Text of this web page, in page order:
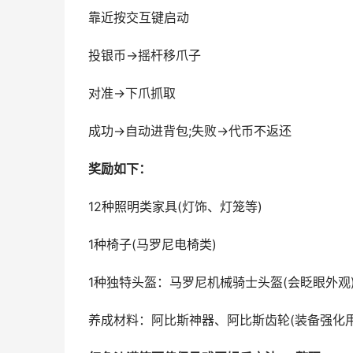
靠近按交互键启动
投银币→摇杆移爪子
对准→下爪抓取
成功→自动进背包;失败→代币不返还
奖励如下：
12种照明类家具(灯饰、灯笼等)
1种椅子(马罗尼电椅类)
1种独特头盔：马罗尼机械骑士头盔(会眨眼外
养成材料：阿比斯神器、阿比斯齿轮(装备强化